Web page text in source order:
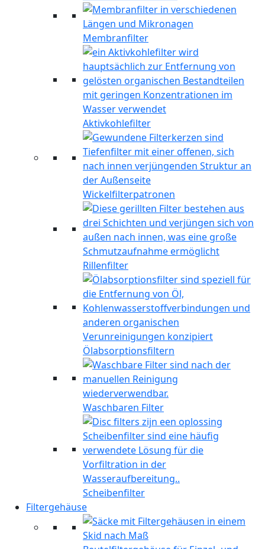
Membranfilter
Aktivkohlefilter
Wickelfilterpatronen
Rillenfilter
Ölabsorptionsfiltern
Waschbaren Filter
Scheibenfilter
Filtergehäuse